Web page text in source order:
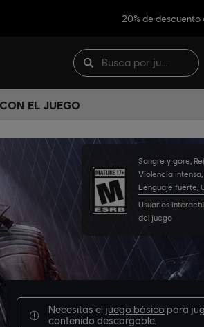
20% de descuento
EL JUEGO
Sangre y gore,
Violencia intensa,
Lenguaje fuerte,
Usuarios
del juego
Necesitas el juego básico para
contenido descargable.